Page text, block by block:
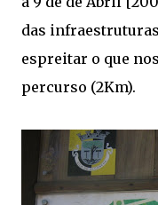
das
espreitar o que
percurso (2Km).